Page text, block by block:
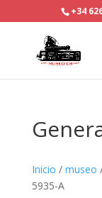
+34
Inicio / museo
5935-A